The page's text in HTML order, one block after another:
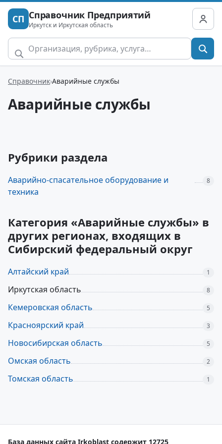
СП Справочник Предприятий
Иркутск и Иркутская область
Справочник Аварийные службы
Аварийные службы
Рубрики раздела
Аварийно-спасательное оборудование и
техника
8
Категория «Аварийные службы» в
других регионах, входящих в
Сибирский федеральный округ
Алтайский край 1
Иркутская область 8
Кемеровская область 5
Красноярский край 3
Новосибирская область 5
Омская область 2
Томская область 1
База данных сайта Irkoblast содержит 12725